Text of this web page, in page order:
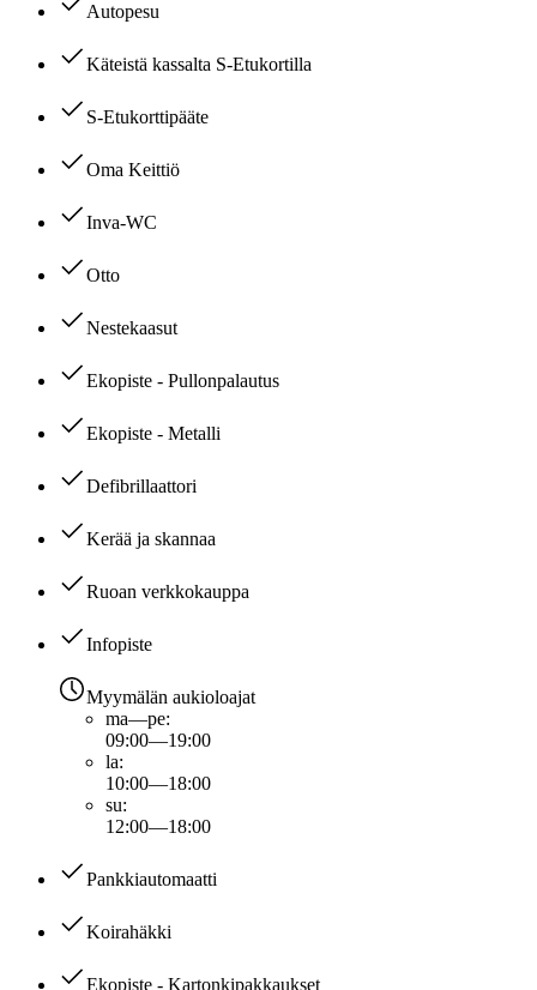
Autopesu
Käteistä kassalta S-Etukortilla
S-Etukorttipääte
Oma Keittiö
Inva-WC
Otto
Nestekaasut
Ekopiste - Pullonpalautus
Ekopiste - Metalli
Defibrillaattori
Kerää ja skannaa
Ruoan verkkokauppa
Infopiste
Myymälän aukioloajat
ma—pe:
09:00—19:00
la:
10:00—18:00
su:
12:00—18:00
Pankkiautomaatti
Koirahäkki
Ekopiste - Kartonkipakkaukset